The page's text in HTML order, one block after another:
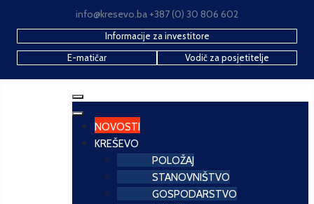
info@kresevo.ba +387 (0) 30 806 602
Informacije za investitore
E-matičar
Vodič za posjetitelje
NOVOSTI
KREŠEVO
POLOŽAJ
STANOVNIŠTVO
GOSPODARSTVO